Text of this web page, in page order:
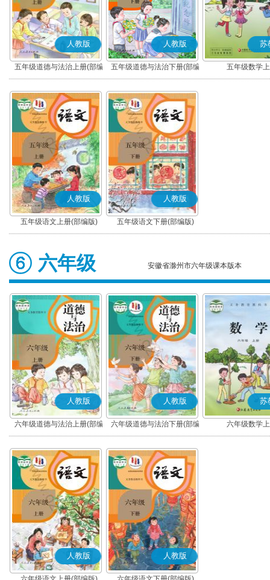
人教版
五年级道德与法治上册(部编
版)
人教版
五年级道德与法治下册(部编
版)
苏
五年级数学
人教版
五年级语文上册(部编版)
人教版
五年级语文下册(部编版)
六年级 安徽省滁州市六年级课本版本
人教版
六年级道德与法治上册(部编
版)
人教版
六年级道德与法治下册(部编
版)
苏
六年级数学
人教版 人教版